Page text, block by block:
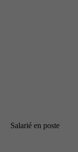
Salarié en poste